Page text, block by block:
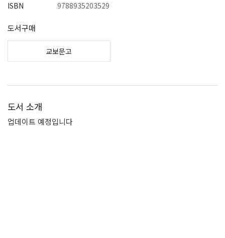
ISBN
9788935203529
도서구매
교보문고
도서 소개
업데이트 예정입니다